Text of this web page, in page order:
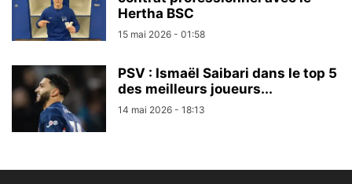
Hertha BSC
15 mai 2026 - 01:58
PSV : Ismaël Saibari dans le top 5
des meilleurs joueurs...
14 mai 2026 - 18:13